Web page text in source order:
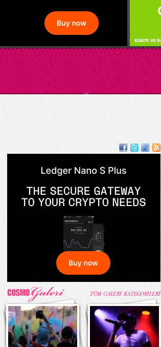
TÜM GALERİ KATEGORİLERİ